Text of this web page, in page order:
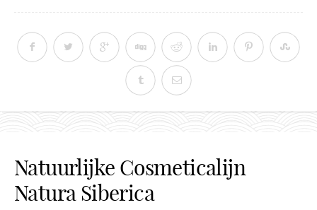
Natuurlijke Cosmeticalijn
Natura Siberica